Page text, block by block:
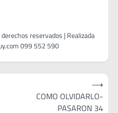
COMO OLVIDARLO-
PASARON 34
⟶